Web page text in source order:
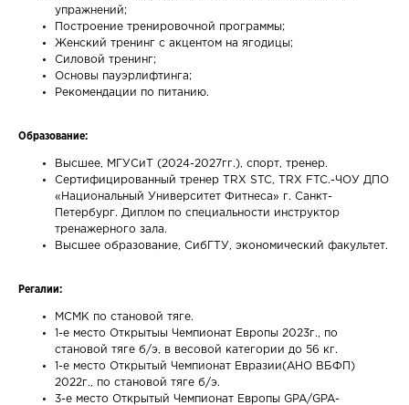
упражнений;
Построение тренировочной программы;
Женский тренинг с акцентом на ягодицы;
Силовой тренинг;
Основы пауэрлифтинга;
Рекомендации по питанию.
Образование:
Высшее, МГУСиТ (2024-2027гг.), спорт, тренер.
Сертифицированный тренер TRX STC, TRX FTC.-ЧОУ ДПО
«Национальный Университет Фитнеса» г. Санкт-
Петербург. Диплом по специальности инструктор
тренажерного зала.
Высшее образование, СибГТУ, экономический факультет.
Регалии:
МСМК по становой тяге.
1-е место Открытыы Чемпионат Европы 2023г., по
становой тяге б/э, в весовой категории до 56 кг.
1-е место Открытый Чемпионат Евразии(АНО ВБФП)
2022г., по становой тяге б/э.
3-е место Открытый Чемпионат Европы GPA/GPA-